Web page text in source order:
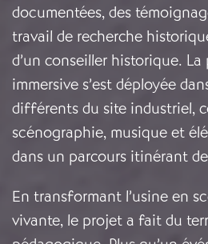
documentées, des
travail de recherche
d’un conseiller historique.
immersive s’est déployée
différents du site industriel,
scénographie, musique et
dans un parcours itinérant
En transformant l’usine en
vivante, le projet a fait du